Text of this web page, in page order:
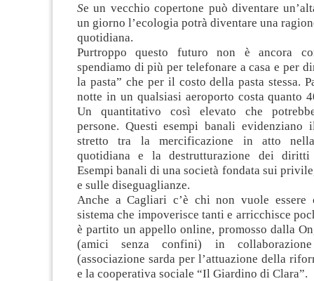
Se un vecchio copertone può diventare
un giorno l’ecologia potrà diventare una
quotidiana.
Purtroppo questo futuro non è ancora
spendiamo di più per telefonare a casa e per
la pasta” che per il costo della pasta stessa.
notte in un qualsiasi aeroporto costa quanto
Un quantitativo così elevato che
persone. Questi esempi banali evidenziano
stretto tra la mercificazione in atto
quotidiana e la destrutturazione dei diritti
Esempi banali di una società fondata sui
e sulle diseguaglianze.
Anche a Cagliari c’è chi non vuole essere
sistema che impoverisce tanti e arricchisce
è partito un appello online, promosso dalla
(amici senza confini) in
(associazione sarda per l’attuazione della
e la cooperativa sociale “Il Giardino di Clara”.